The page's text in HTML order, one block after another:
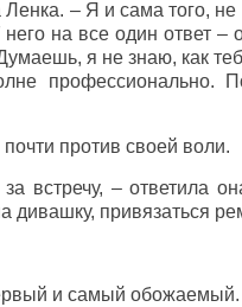
– Я и сама того,
на все один ответ –
я не знаю, как
профессионально.
против своей воли.
встречу, – ответила
дивашку, привязаться
и самый обожаемый.